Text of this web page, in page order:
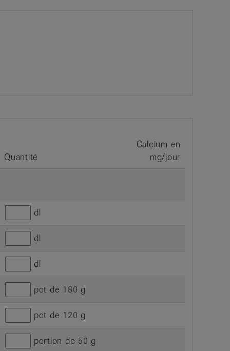
Quantité
Calcium en
mg/jour
dl
dl
dl
pot de 180 g
pot de 120 g
portion de 50 g